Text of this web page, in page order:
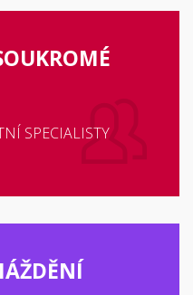
SPECIALISTY